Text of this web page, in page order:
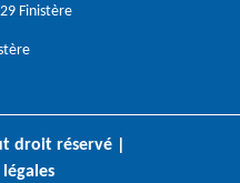
Finistère
droit réservé |